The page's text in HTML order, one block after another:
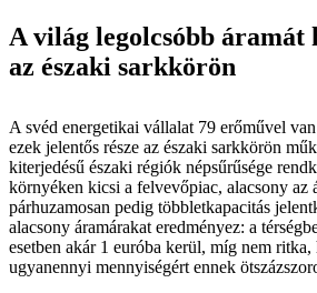
A világ legolcsóbb áramát
az északi sarkkörön
A svéd energetikai vállalat 79 erőművel
ezek jelentős része az északi sarkkörön
kiterjedésű északi régiók népsűrűsége
környéken kicsi a felvevőpiac, alacsony az
párhuzamosan pedig többletkapacitás
alacsony áramárakat eredményez: a
esetben akár 1 euróba kerül, míg nem ritka,
ugyanennyi mennyiségért ennek